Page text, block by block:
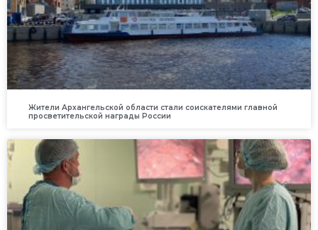
Жители Архангельской области стали соискателями главной
просветительской награды России